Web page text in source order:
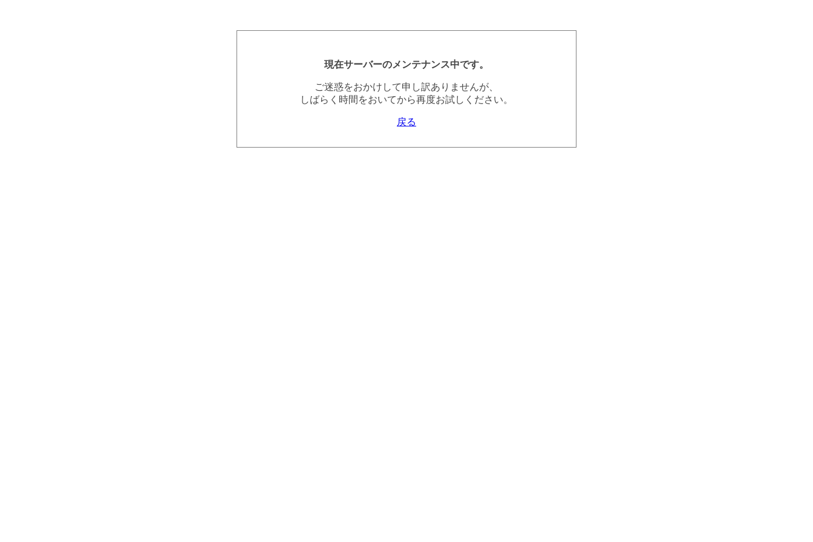
現在サーバーのメンテナンス中です。
ご迷惑をおかけして申し訳ありませんが、
しばらく時間をおいてから再度お試しください。
戻る